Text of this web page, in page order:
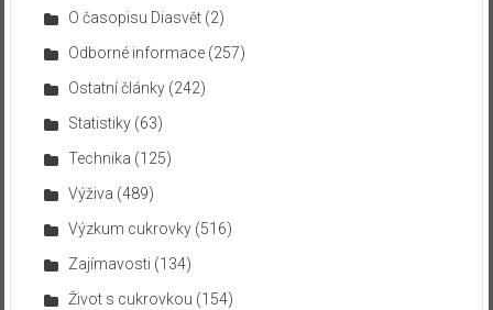
O časopisu Diasvět(2)
Odborné informace(257)
Ostatní články(242)
Statistiky(63)
Technika (125)
Výživa (489)
Výzkum cukrovky(516)
Zajímavosti (134)
Život s cukrovkou (154)